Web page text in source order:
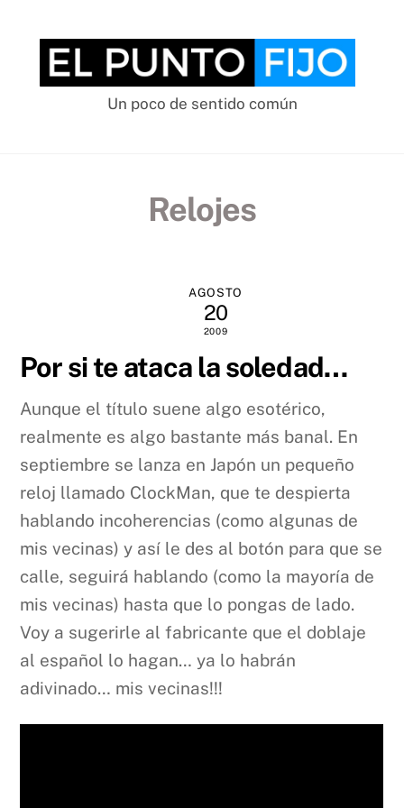
content
Un poco de sentido común
Relojes
AGOSTO
20
2009
Por si te ataca la soledad…
Aunque el título suene algo esotérico,
realmente es algo bastante más banal. En
septiembre se lanza en Japón un pequeño
reloj llamado ClockMan, que te despierta
hablando incoherencias (como algunas de
mis vecinas) y así le des al botón para que se
calle, seguirá hablando (como la mayoría de
mis vecinas) hasta que lo pongas de lado.
Voy a sugerirle al fabricante que el doblaje
al español lo hagan… ya lo habrán
adivinado… mis vecinas!!!